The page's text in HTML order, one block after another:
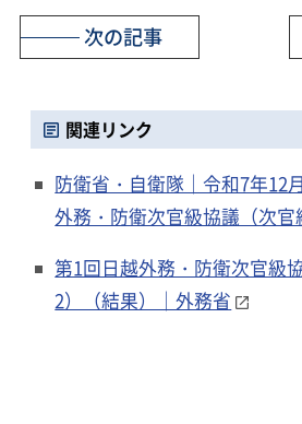
次の記事
関連リンク
防衛省・自衛隊｜令和7年
外務・防衛次官級協議（次官
第1回日越外務・防衛次官級
2）（結果）｜外務省